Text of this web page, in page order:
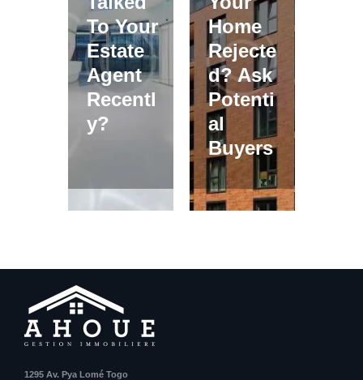
To Your
Estate
Agent
Recentl
y?
Home
Rejecte
d? Ask
Potenti
al
Buyers
1295 Av. Pya Lomé Togo